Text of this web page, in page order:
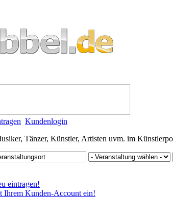
Kundenlogin
Tänzer, Künstler, Artisten uvm. im
eintragen!
Ihrem Kunden-Account ein!